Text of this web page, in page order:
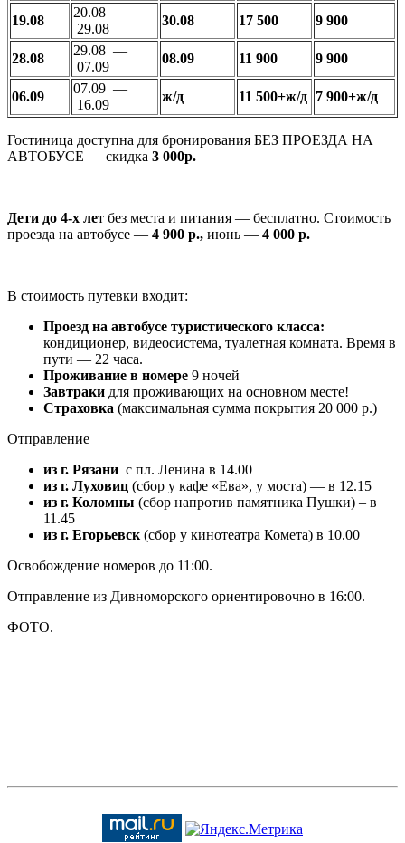
19.08
20.08 —
29.08
30.08 17 500 9 900
28.08
29.08 —
07.09
08.09 11 900 9 900
06.09
07.09 —
16.09
ж/д 11 500+ж/д 7 900+ж/д
Гостиница доступна для бронирования БЕЗ ПРОЕЗДА НА
АВТОБУСЕ — скидка 3 000р.
Дети до 4-х лет без места и питания — бесплатно. Стоимость
проезда на автобусе — 4 900 р., июнь — 4 000 р.
В стоимость путевки входит:
Проезд на автобусе туристического класса:
кондиционер, видеосистема, туалетная комната. Время в
пути — 22 часа.
Проживание в номере 9 ночей
Завтраки для проживающих на основном месте!
Страховка (максимальная сумма покрытия 20 000 р.)
Отправление
из г. Рязани с пл. Ленина в 14.00
из г. Луховиц (сбор у кафе «Ева», у моста) — в 12.15
из г. Коломны (сбор напротив памятника Пушки) – в
11.45
из г. Егорьевск (сбор у кинотеатра Комета) в 10.00
Освобождение номеров до 11:00.
Отправление из Дивноморского ориентировочно в 16:00.
ФОТО.